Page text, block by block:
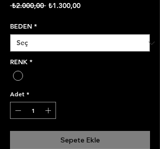
₺2.000,00 Normal
₺1.300,00İndirimli
BEDEN *
RENK *
Adet *
Sepete Ekle